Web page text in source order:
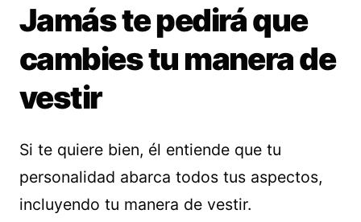
Jamás te pedirá que
cambies tu manera de
vestir
Si te quiere bien, él entiende que tu
personalidad abarca todos tus aspectos,
incluyendo tu manera de vestir.